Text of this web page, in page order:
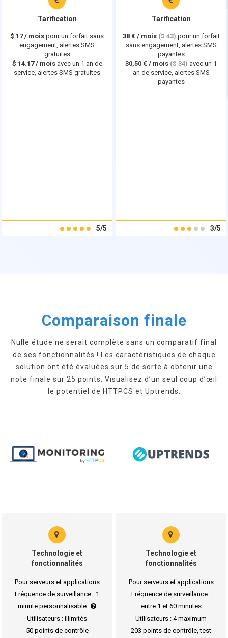
Tarification
$ 17/ mois pour un forfait sans
engagement, alertes SMS
gratuites
$ 14.17/ moisavec un 1 an de
service, alertes SMS gratuites
5/5
Tarification
38 € / mois ($ 43) pour un forfait
sans engagement, alertes SMS
payantes
30,50 € / mois ($ 34) avec un 1
an de service, alertes SMS
payantes
3/5
Comparaison finale
Nulle étude ne serait complète sans un comparatif final
de ses fonctionnalités ! Les caractéristiques de chaque
solution ont été évaluées sur 5 de sorte à obtenir une
note finale sur 25 points. Visualisez d’un seul coup d’œil
le potentiel de HTTPCS et Uptrends.
Technologie et
fonctionnalités
Pour serveurs et applications
Fréquence de surveillance : 1
minute personnalisable
Utilisateurs : illimités
50 points de contrôle
Technologie et
fonctionnalités
Pour serveurs et applications
Fréquence de surveillance :
entre 1 et 60 minutes
Utilisateurs : 4 maximum
203 points de contrôle, test